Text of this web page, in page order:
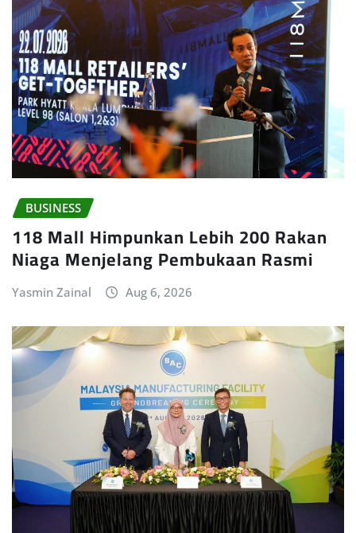
BUSINESS
118 Mall Himpunkan Lebih 200 Rakan
Niaga Menjelang Pembukaan Rasmi
Yasmin Zainal Aug 6, 2026